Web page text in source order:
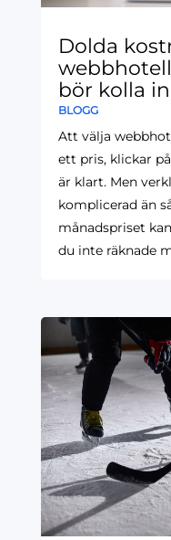
Dolda
bör kolla
BLOGG
Att välja
ett pris, klickar
är klart. Men
komplicerad än
månadspriset
du inte räknade